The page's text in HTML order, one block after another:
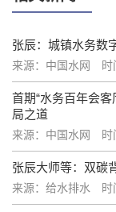
张辰：城镇水务数
来源：中国水网
首期“水务百年会
局之道
来源：中国水网
张辰大师等：双碳
来源：给水排水